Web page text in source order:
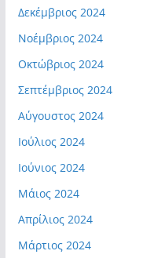
Δεκέμβριος 2024
Νοέμβριος 2024
Οκτώβριος 2024
Σεπτέμβριος 2024
Αύγουστος 2024
Ιούλιος 2024
Ιούνιος 2024
Μάιος 2024
Απρίλιος 2024
Μάρτιος 2024